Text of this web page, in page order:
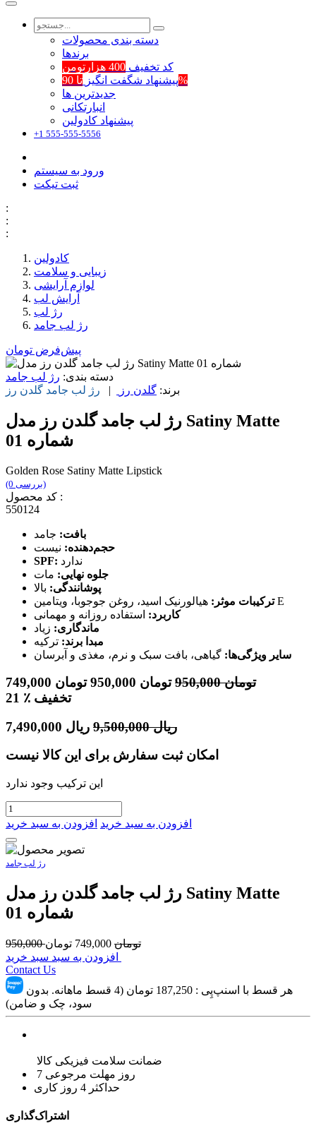
دسته بندی محصولات
برند‌ها
کد تخفیف 400 هزارتومن
پیشنهاد شگفت انگیزتا 90%
جدیدترین ها
انبارتکانی
پیشنهاد کادولین
+1 555-555-5556
ورود به سیستم
ثبت تیکت
:
:
:
کادولین
زیبایی و سلامت
لوازم آرایشی
آرایش لب
رژ لب
رژ لب جامد
پیش‌فرض تومان
دسته بندی: رژ لب جامد
برند: گلدن رز | رژ لب جامد گلدن رز
رژ لب جامد گلدن رز مدل Satiny Matte
شماره 01
Golden Rose Satiny Matte Lipstick
(0 بررسی)
کد محصول :
550124
بافت: جامد
حجم‌دهنده: نیست
SPF: ندارد
جلوه نهایی: مات
پوشانندگی: بالا
ترکیبات موثر:هیالورنیک اسید، روغن جوجوبا، ویتامین E
کاربرد: استفاده روزانه و مهمانی
ماندگاری: زیاد
مبدا برند: ترکیه
سایر ویژگی‌ها: گیاهی، بافت سبک و نرم، مغذی و آبرسان
749,000 تومان 950,000تومان 950,000 تومان
21
٪ تخفیف
7,490,000 ریال 9,500,000 ریال
امکان ثبت سفارش برای این کالا نیست
این ترکیب وجود ندارد
افزودن به سبد خرید افزودن به سبد خرید
رژ لب جامد
رژ لب جامد گلدن رز مدل Satiny Matte
شماره 01
950,000 تومان 749,000 تومان
Contact Us
هر قسط با اسنپ‌پِی : 187,250
تومان (4 قسط ماهانه. بدون
سود، چک و ضامن)
ضمانت سلامت فیزیکی کالا
7 روز مهلت مرجوعی
حداکثر 4 روز کاری
اشتراک‌گذاری